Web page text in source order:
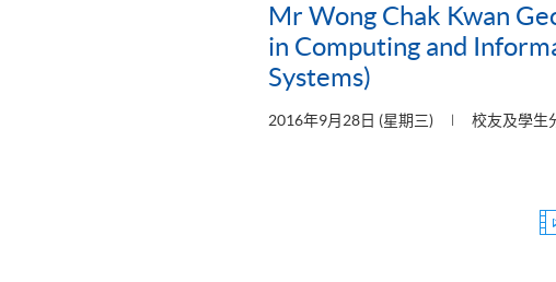
Mr Wong Chak Kwan
in Computing and
Systems)
2016年9月28日 (星期三) 校友及學生